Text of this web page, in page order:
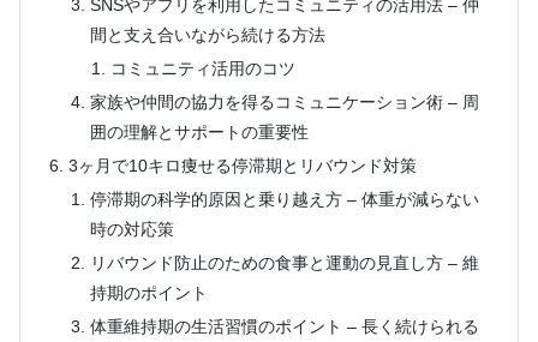
SNSやアプリを利用したコミュニティの活用法 – 仲
間と支え合いながら続ける方法
コミュニティ活用のコツ
家族や仲間の協力を得るコミュニケーション術 – 周
囲の理解とサポートの重要性
3ヶ月で10キロ痩せる停滞期とリバウンド対策
停滞期の科学的原因と乗り越え方 – 体重が減らない
時の対応策
リバウンド防止のための食事と運動の見直し方 – 維
持期のポイント
体重維持期の生活習慣のポイント – 長く続けられる